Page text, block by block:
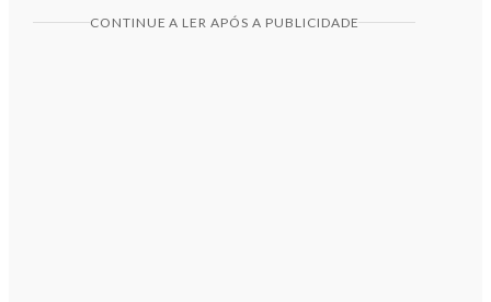
CONTINUE A LER APÓS A PUBLICIDADE